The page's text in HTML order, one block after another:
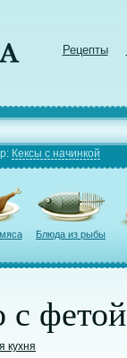
Рецепты
Кексы с начинкой
Блюда из рыбы
с фетой
кухня